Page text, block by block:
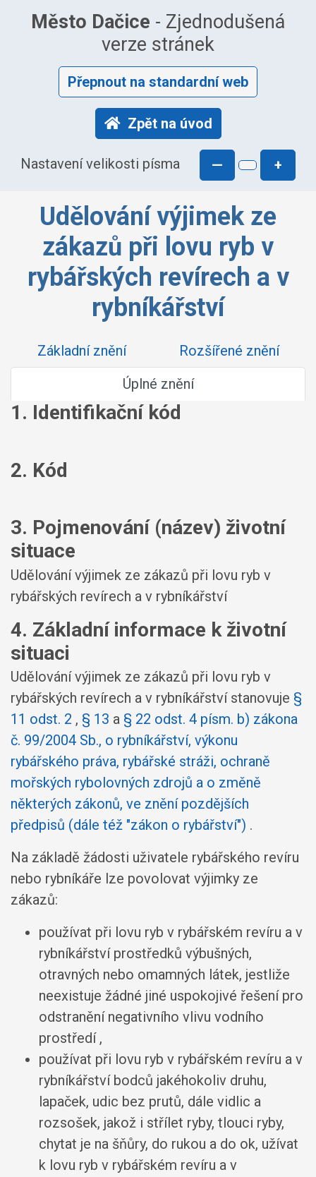
Město Dačice - Zjednodušená
verze stránek
Přepnout na standardní web
Zpět na úvod
Nastavení velikosti písma — +
Udělování výjimek ze
zákazů při lovu ryb v
rybářských revírech a v
rybníkářství
Základní znění
Rozšířené znění
Úplné znění
1. Identifikační kód
2. Kód
3. Pojmenování (název) životní
situace
Udělování výjimek ze zákazů při lovu ryb v
rybářských revírech a v rybníkářství
4. Základní informace k životní
situaci
Udělování výjimek ze zákazů při lovu ryb v
rybářských revírech a v rybníkářství stanovuje §
11 odst. 2 , § 13 a § 22 odst. 4 písm. b) zákona
č. 99/2004 Sb., o rybníkářství, výkonu
rybářského práva, rybářské stráži, ochraně
mořských rybolovných zdrojů a o změně
některých zákonů, ve znění pozdějších
předpisů (dále též "zákon o rybářství") .
Na základě žádosti uživatele rybářského revíru
nebo rybníkáře lze povolovat výjimky ze
zákazů:
používat při lovu ryb v rybářském revíru a v
rybníkářství prostředků výbušných,
otravných nebo omamných látek, jestliže
neexistuje žádné jiné uspokojivé řešení pro
odstranění negativního vlivu vodního
prostředí ,
používat při lovu ryb v rybářském revíru a v
rybníkářství bodců jakéhokoliv druhu,
lapaček, udic bez prutů, dále vidlic a
rozsošek, jakož i střílet ryby, tlouci ryby,
chytat je na šňůry, do rukou a do ok, užívat
k lovu ryb v rybářském revíru a v